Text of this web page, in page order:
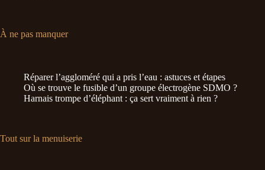
À ne pas manquer
Réparer l’aggloméré qui a pris l’eau : astuces et étapes
Où se trouve le fusible d’un groupe électrogène SDMO ?
Harnais trompe d’éléphant : ça sert vraiment à rien ?
Tout sur la menuiserie